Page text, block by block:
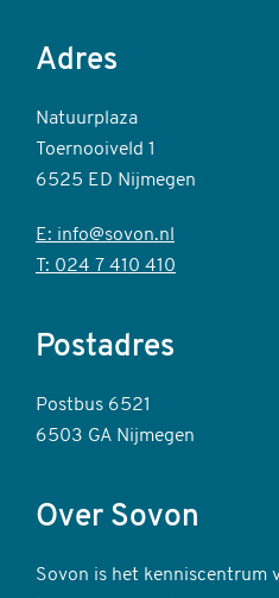
Adres
Natuurplaza
Toernooiveld 1
6525 ED Nijmegen
E: info@sovon.nl
T: 024 7 410 410
Postadres
Postbus 6521
6503 GA Nijmegen
Over Sovon
Sovon is het kenniscentrum